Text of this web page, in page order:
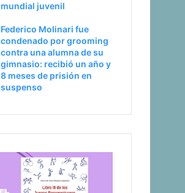
mundial juvenil
Federico Molinari fue
condenado por grooming
contra una alumna de su
gimnasio: recibió un año y
8 meses de prisión en
suspenso